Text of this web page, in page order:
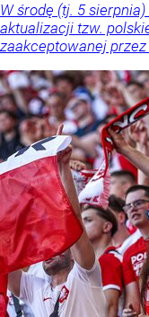
W środę (tj. 5
aktualizacji tzw.
zaakceptowanej